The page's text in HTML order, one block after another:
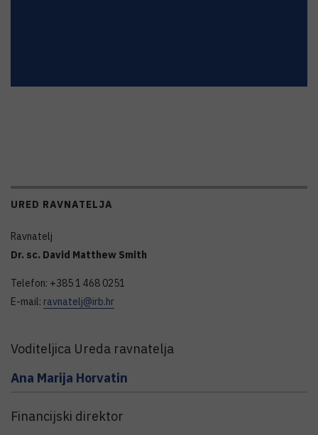
URED RAVNATELJA
Ravnatelj
Dr. sc. David Matthew Smith
Telefon: +385 1 468 0251
E-mail: ravnatelj@irb.hr
Voditeljica Ureda ravnatelja
Ana Marija Horvatin
Financijski direktor